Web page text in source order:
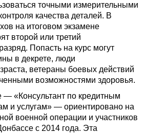
точными измерительными
качества деталей. В
на итоговом экзамене
второй или третий
Попасть на курс могут
в декрете, люди
ветераны боевых действий
возможностями здоровья.
— «Консультант по кредитным
и услугам» — ориентировано на
военной операции и участников
с 2014 года. Эта